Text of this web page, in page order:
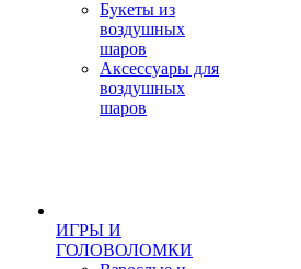
Букеты из
воздушных
шаров
Аксессуары для
воздушных
шаров
ИГРЫ И
ГОЛОВОЛОМКИ